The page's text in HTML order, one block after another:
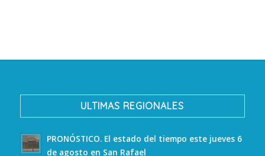
ULTIMAS REGIONALES
PRONÓSTICO. El estado del tiempo este jueves 6
de agosto en San Rafael